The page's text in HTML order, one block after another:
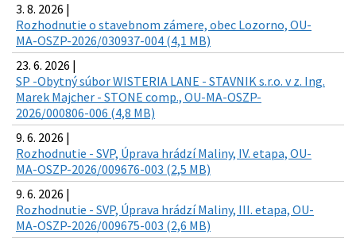
3. 8. 2026 |
Rozhodnutie o stavebnom zámere, obec Lozorno, OU-
MA-OSZP-2026/030937-004 (4,1 MB)
23. 6. 2026 |
SP -Obytný súbor WISTERIA LANE - STAVNIK s.r.o. v z. Ing.
Marek Majcher - STONE comp., OU-MA-OSZP-
2026/000806-006 (4,8 MB)
9. 6. 2026 |
Rozhodnutie - SVP, Úprava hrádzí Maliny, IV. etapa, OU-
MA-OSZP-2026/009676-003 (2,5 MB)
9. 6. 2026 |
Rozhodnutie - SVP, Úprava hrádzí Maliny, III. etapa, OU-
MA-OSZP-2026/009675-003 (2,6 MB)